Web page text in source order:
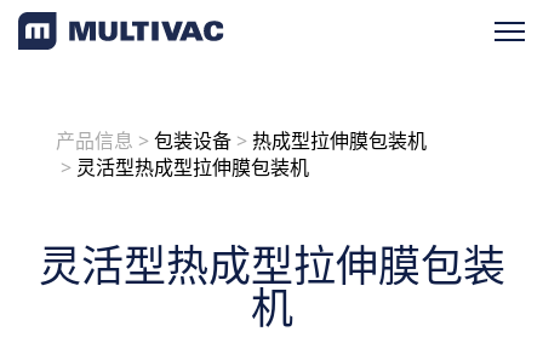
按应用
产品信息 >包装设备 >热成型拉伸膜包装机
> 灵活型热成型拉伸膜包装机
灵活型热成型拉伸膜包装
机